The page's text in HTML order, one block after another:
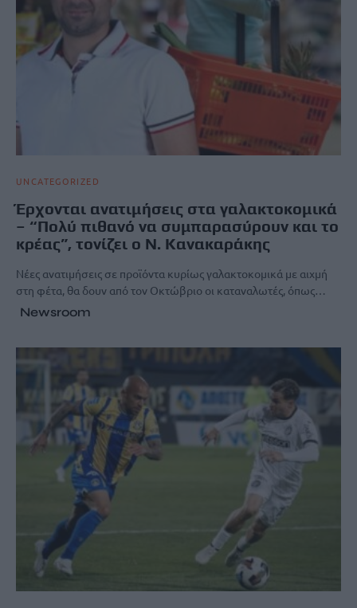
UNCATEGORIZED
Έρχονται ανατιμήσεις στα γαλακτοκομικά
– “Πολύ πιθανό να συμπαρασύρουν και το
κρέας”, τονίζει ο Ν. Κανακαράκης
Νέες ανατιμήσεις σε προϊόντα κυρίως γαλακτοκομικά με αιχμή
στη φέτα, θα δουν από τον Οκτώβριο οι καταναλωτές, όπως…
Newsroom